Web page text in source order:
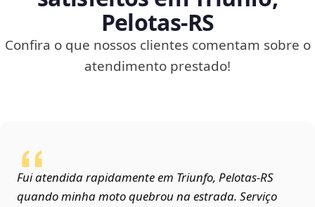
Pelotas‑RS
Confira o que nossos clientes comentam sobre o
atendimento prestado!
Fui atendida rapidamente em Triunfo, Pelotas‑RS
quando minha moto quebrou na estrada. Serviço